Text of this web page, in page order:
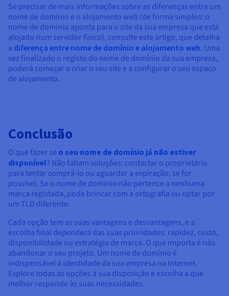
Se precisar de mais informações sobre as diferenças entre um
nome de domínio e o alojamento web (de forma simples: o
nome de domínio aponta para o site da sua empresa que está
alojado num servidor físico), consulte este artigo, que detalha
a diferença entre nome de domínio e alojamento web. Uma
vez finalizado o registo do nome de domínio da sua empresa,
poderá começar a criar o seu site e a configurar o seu espaço
de alojamento.
Conclusão
O que fazer se o seu nome de domínio já não estiver
disponível? Não faltam soluções: contactar o proprietário
para tentar comprá-lo ou aguardar a expiração, se for
possível. Se o nome de domínio não pertence a nenhuma
marca registada, pode brincar com a ortografia ou optar por
um TLD diferente.
Cada opção tem as suas vantagens e desvantagens, e a
escolha final dependerá das suas prioridades: rapidez, custo,
disponibilidade ou estratégia de marca. O que importa é não
abandonar o seu projeto. Um nome de domínio é
indispensável à identidade da sua empresa na Internet.
Explore todas as opções à sua disposição e escolha a que
melhor responde às suas necessidades.